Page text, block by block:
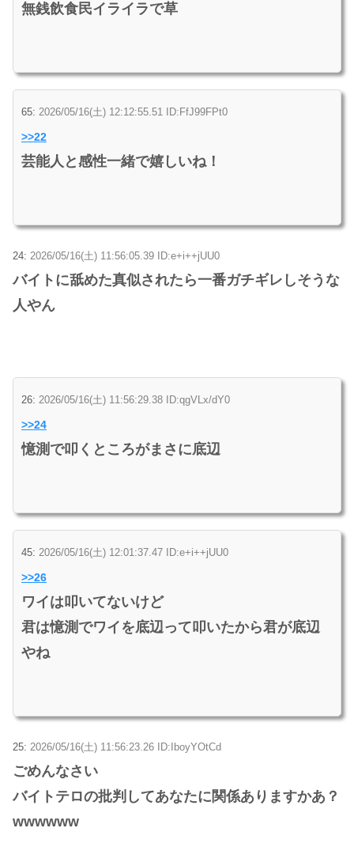
無銭飲食民イライラで草
65: 2026/05/16(土) 12:12:55.51 ID:FfJ99FPt0
>>22
芸能人と感性一緒で嬉しいね！
24: 2026/05/16(土) 11:56:05.39 ID:e+i++jUU0
バイトに舐めた真似されたら一番ガチギレしそうな
人やん
26: 2026/05/16(土) 11:56:29.38 ID:qgVLx/dY0
>>24
憶測で叩くところがまさに底辺
45: 2026/05/16(土) 12:01:37.47 ID:e+i++jUU0
>>26
ワイは叩いてないけど
君は憶測でワイを底辺って叩いたから君が底辺
やね
25: 2026/05/16(土) 11:56:23.26 ID:IboyYOtCd
ごめんなさい
バイトテロの批判してあなたに関係ありますかあ？
wwwwww